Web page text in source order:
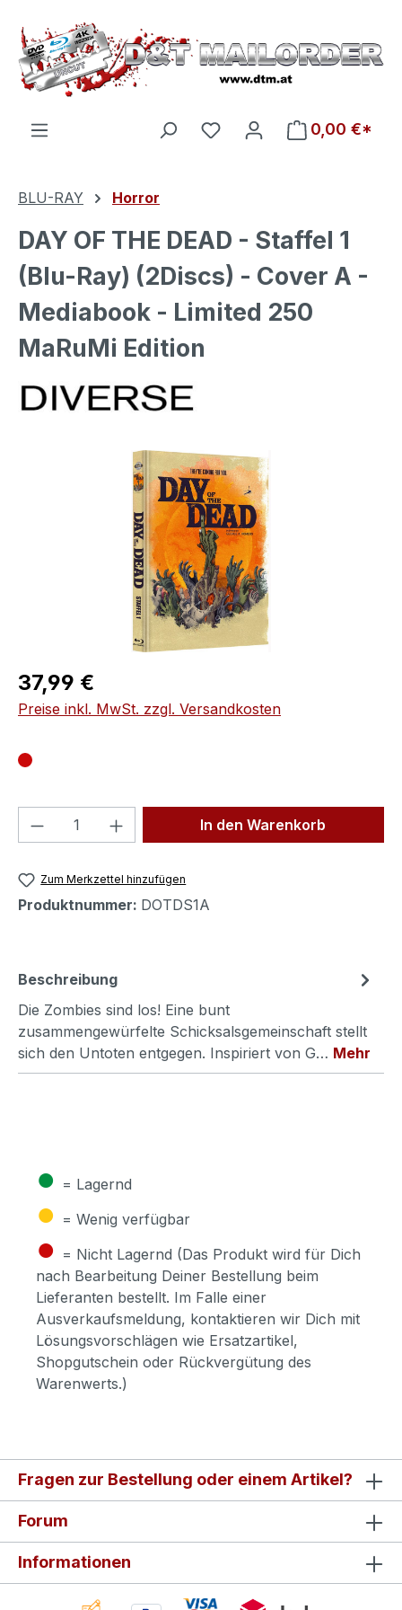
Zum Hauptinhalt springen
Du hast 0 Produkte auf
0,00 €*
BLU-RAY Horror
DAY OF THE DEAD - Staffel 1
(Blu-Ray) (2Discs) - Cover A -
Mediabook - Limited 250
MaRuMi Edition
Bildergalerie überspringen
Regulärer Preis:
37,99 €
Preise inkl. MwSt. zzgl. Versandkosten
Produkt Anzahl: Gib denIn den Warenkorb
Zum Merkzettel hinzufügen
Produktnummer: DOTDS1A
Beschreibung
Die Zombies sind los! Eine bunt
zusammengewürfelte Schicksalsgemeinschaft stellt
sich den Untoten entgegen. Inspiriert von G… Mehr
● = Lagernd
● = Wenig verfügbar
● = Nicht Lagernd (Das Produkt wird für Dich
nach Bearbeitung Deiner Bestellung beim
Lieferanten bestellt. Im Falle einer
Ausverkaufsmeldung, kontaktieren wir Dich mit
Lösungsvorschlägen wie Ersatzartikel,
Shopgutschein oder Rückvergütung des
Warenwerts.)
Fragen zur Bestellung oder einem Artikel?
Forum
Informationen